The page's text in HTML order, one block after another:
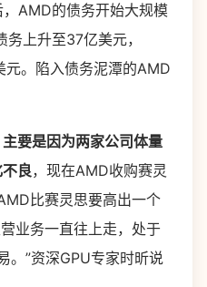
AMD的债务开始大规模
上升至37亿美元，
。陷入债务泥潭的AMD
要是因为两家公司体量
良，现在AMD收购赛灵
比赛灵思要高出一个
业务一直往上走，处于
。”资深GPU专家时昕说